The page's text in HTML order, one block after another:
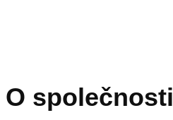
O společnosti